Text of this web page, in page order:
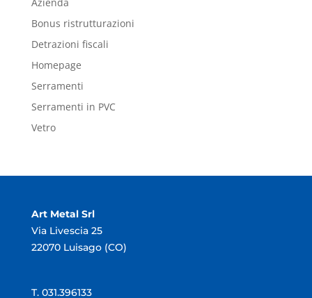
Bonus ristrutturazioni
Detrazioni fiscali
Homepage
Serramenti
Serramenti in PVC
Vetro
Art Metal Srl
Via Livescia 25
22070 Luisago (CO)
T. 031.396133